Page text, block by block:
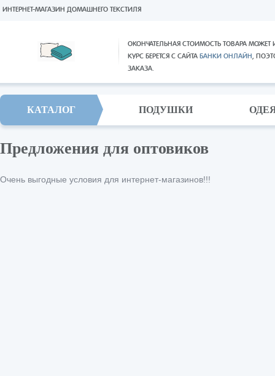
ОКОНЧАТЕЛЬНАЯ СТОИМОСТЬ ТОВАРА
КУРС БЕРЕТСЯ С САЙТА БАНКИ ОНЛАЙН,
ЗАКАЗА.
ИНТЕРНЕТ-МАГАЗИН ДОМАШНЕГО ТЕКСТИЛЯ
КАТАЛОГ ПОДУШКИ
Предложения для оптовиков
Очень выгодные условия для интернет-магазинов!!!